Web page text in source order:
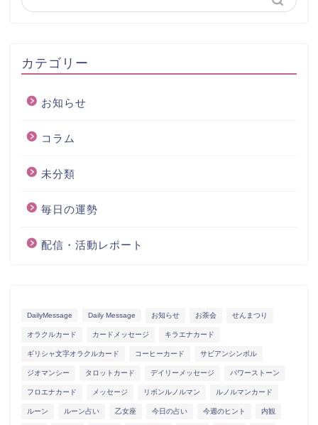
カテゴリー
お知らせ
コラム
未分類
毎日の運勢
配信・活動レポート
DailyMessage Daily Message お知らせ お茶会 せんまつり
オラクルカード カードメッセージ キラエナカード
ギリシャ文字オラクルカード コーヒーカード サビアンシンボル
ジオマンシー タロットカード デイリーメッセージ パワーストーン
フロエナカード メッセージ リボンルノルマン ルノルマンカード
ルーン ルーン占い 乙女座 今日の占い 今週のヒント 内観